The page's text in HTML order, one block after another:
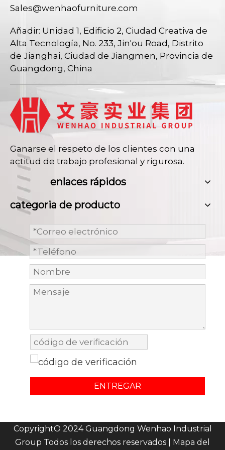
Sales@wenhaofurniture.com
Añadir: Unidad 1, Edificio 2, Ciudad Creativa de
Alta Tecnología, No. 233, Jin'ou Road, Distrito
de Jianghai, Ciudad de Jiangmen, Provincia de
Guangdong, China
Ganarse el respeto de los clientes con una
actitud de trabajo profesional y rigurosa.
enlaces rápidos
categoria de producto
ENTREGAR
CopyrightO 2024 Guangdong Wenhao Industrial
Group Todos los derechos reservados | Mapa del